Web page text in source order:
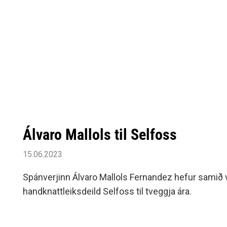
Álvaro Mallols til Selfoss
15.06.2023
Spánverjinn Álvaro Mallols Fernandez hefur samið
handknattleiksdeild Selfoss til tveggja ára.